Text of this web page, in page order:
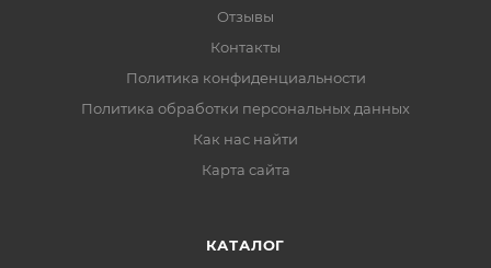
Отзывы
Контакты
Политика конфиденциальности
Политика обработки персональных данных
Как нас найти
Карта сайта
КАТАЛОГ